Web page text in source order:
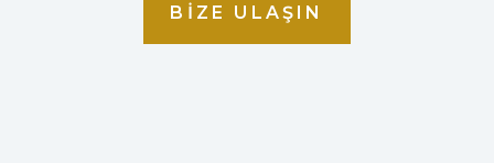
BIZE ULAŞIN